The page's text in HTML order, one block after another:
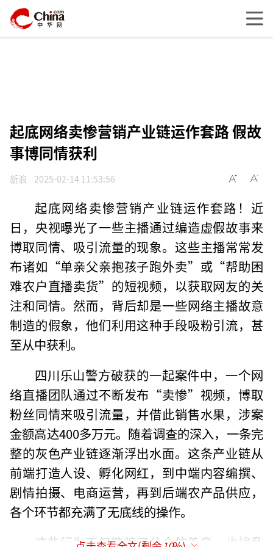
起底网络卖惨营销产业链运作套路 假故
事博同情获利
新浪 2025-02-14 11:53:56
起底网络卖惨营销产业链运作套路！近
日，央视曝光了一些主播通过编造虚假故事来
博取同情、吸引流量的现象。这些主播常常发
布诸如“单亲父亲抱孩子跑外卖”或“帮助困
难农户直播卖货”的短视频，以获取网友的关
注和同情。然而，背后却是一些网络主播故意
制造的假象，他们利用这种手段吸粉引流，甚
至从中获利。
四川乐山警方破获的一起案件中，一个网
络直播团队通过不断发布“卖惨”视频，博取
粉丝同情来吸引流量，并借此销售水果，涉案
金额高达400多万元。随着调查的深入，一条完
整的灰色产业链逐渐浮出水面。这条产业链从
前端打造人设、孵化网红，到中端内容编撰、
剧情拍摄、电商运营，再到后端农产品供应，
各个环节都充满了无底线的操作。
这些行为不仅欺骗了公众的善意，也扰乱